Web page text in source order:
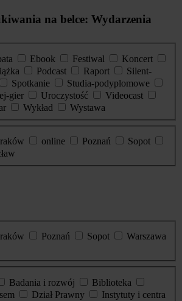
na belce: Wydarzenia
Ebook Festiwal
Koncert
Podcast Raport
Silent-
Spotkanie
Studia-podyplomowe
gier Uroczystość
Videocast
Wykład
Wystawa
online Poznań
Sopot
Poznań Sopot
Warszawa
Badania i rozwój
Biblioteka
Dział Prawny
Instytuty i centra